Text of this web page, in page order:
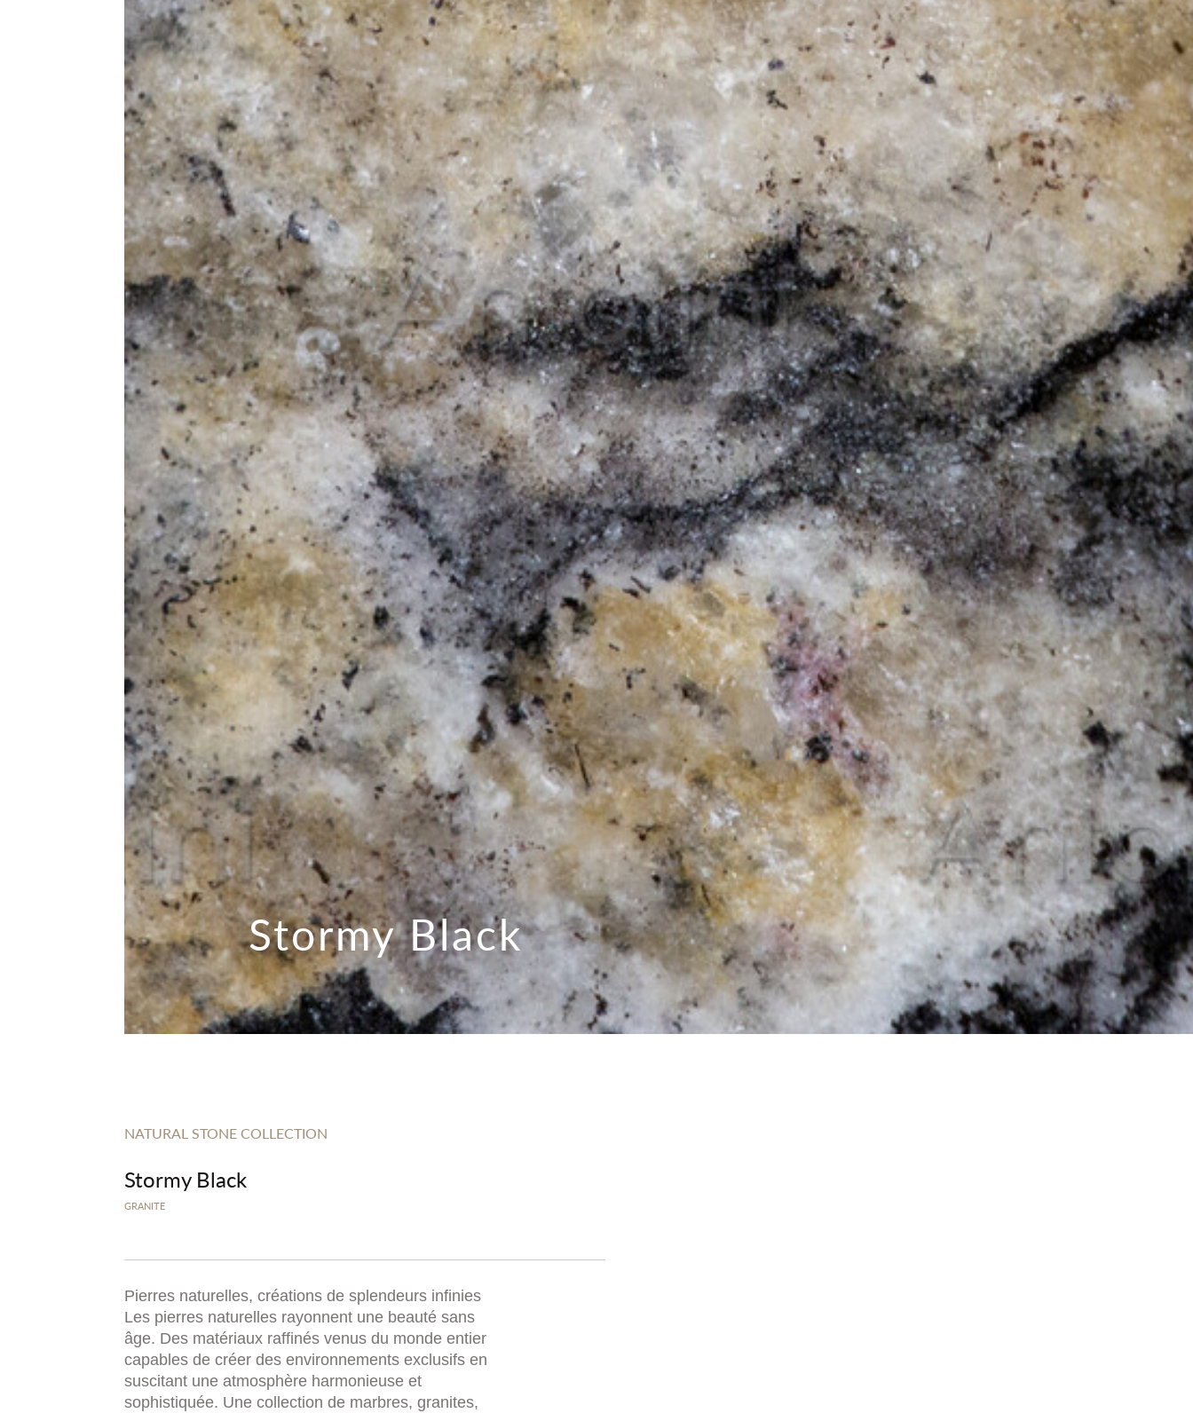
Stormy Black
NATURAL STONE COLLECTION
Stormy Black
GRANITE
Pierres naturelles, créations de splendeurs infinies
Les pierres naturelles rayonnent une beauté sans
âge. Des matériaux raffinés venus du monde entier
capables de créer des environnements exclusifs en
suscitant une atmosphère harmonieuse et
sophistiquée. Une collection de marbres, granites,